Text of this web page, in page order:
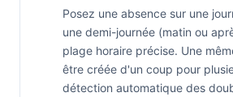
Posez une absence sur une
une demi-journée (matin ou
plage horaire précise. Une
être créée d'un coup pour
détection automatique des